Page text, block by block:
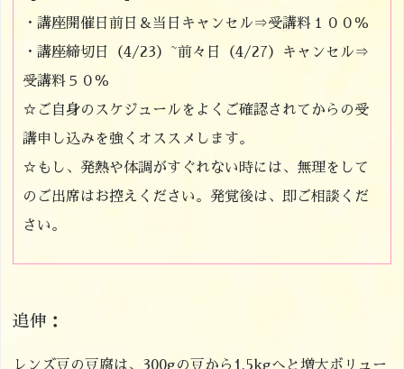
・講座開催日前日＆当日キャンセル⇒受講料１００％
・講座締切日（4/23）~前々日（4/27）キャンセル⇒
受講料５０％
☆ご自身のスケジュールをよくご確認されてからの受
講申し込みを強くオススメします。
☆もし、発熱や体調がすぐれない時には、無理をして
のご出席はお控えください。発覚後は、即ご相談くだ
さい。
追伸：
レンズ豆の豆腐は、300gの豆から1,5kgへと増大ボリュー